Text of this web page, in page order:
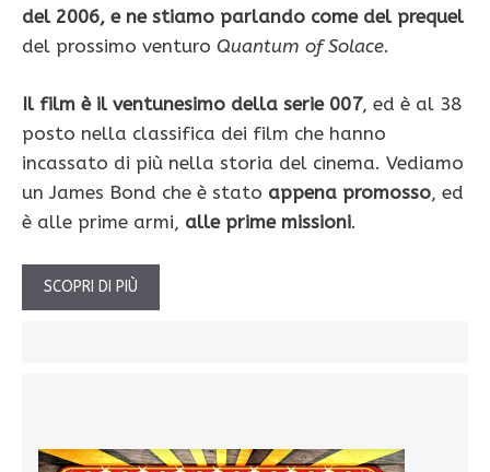
del 2006, e ne stiamo parlando come del prequel
del prossimo venturo Quantum of Solace.
Il film è il ventunesimo della serie 007, ed è al 38
posto nella classifica dei film che hanno
incassato di più nella storia del cinema. Vediamo
un James Bond che è stato appena promosso, ed
è alle prime armi, alle prime missioni.
SCOPRI DI PIÙ